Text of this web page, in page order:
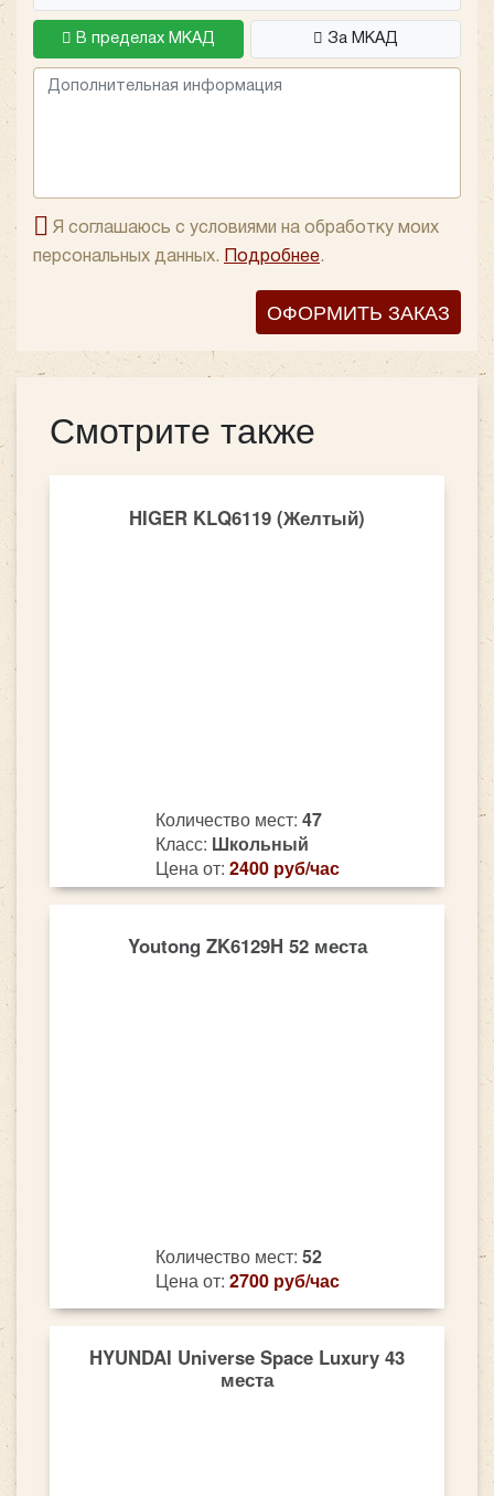
В компании «Повозкин» особое внимание уделяется
выполнению взятых на себя обязательств, поэтому в
случае заказа транспорта на определенное время,
гарантированно автобус прибудет даже с временным
В пределах МКАД За МКАД
Я соглашаюсь с условиями на обработку моих
персональных данных.
Подробнее.
ОФОРМИТЬ ЗАКАЗ
Смотрите также
HIGER KLQ6119 (Желтый)
Количество мест: 47
Класс: Школьный
Цена от: 2400 руб/час
Youtong ZK6129H 52 места
Количество мест: 52
Цена от: 2700 руб/час
HYUNDAI Universe Space Luxury 43
места